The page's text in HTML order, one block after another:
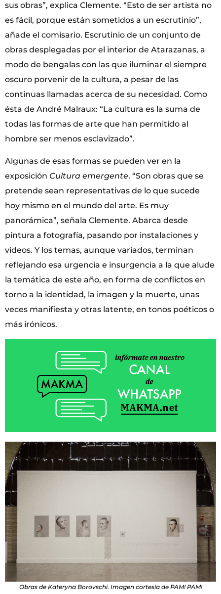
sus obras”, explica Clemente. “Esto de ser artista no
es fácil, porque están sometidos a un escrutinio”,
añade el comisario. Escrutinio de un conjunto de
obras desplegadas por el interior de Atarazanas, a
modo de bengalas con las que iluminar el siempre
oscuro porvenir de la cultura, a pesar de las
continuas llamadas acerca de su necesidad. Como
ésta de André Malraux: “La cultura es la suma de
todas las formas de arte que han permitido al
hombre ser menos esclavizado”.
Algunas de esas formas se pueden ver en la
exposición Cultura emergente. “Son obras que se
pretende sean representativas de lo que sucede
hoy mismo en el mundo del arte. Es muy
panorámica”, señala Clemente. Abarca desde
pintura a fotografía, pasando por instalaciones y
videos. Y los temas, aunque variados, terminan
reflejando esa urgencia e insurgencia a la que alude
la temática de este año, en forma de conflictos en
torno a la identidad, la imagen y la muerte, unas
veces manifiesta y otras latente, en tonos poéticos o
más irónicos.
Obras de Kateryna Borovschi. Imagen cortesía de PAM! PAM!